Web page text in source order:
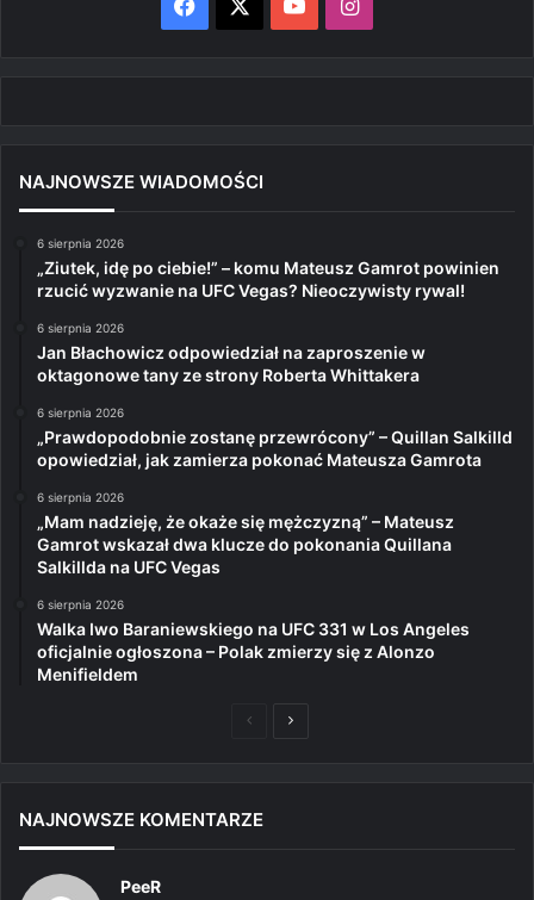
NAJNOWSZE WIADOMOŚCI
6 sierpnia 2026
„Ziutek, idę po ciebie!” – komu Mateusz Gamrot powinien
rzucić wyzwanie na UFC Vegas? Nieoczywisty rywal!
6 sierpnia 2026
Jan Błachowicz odpowiedział na zaproszenie w
oktagonowe tany ze strony Roberta Whittakera
6 sierpnia 2026
„Prawdopodobnie zostanę przewrócony” – Quillan Salkilld
opowiedział, jak zamierza pokonać Mateusza Gamrota
6 sierpnia 2026
„Mam nadzieję, że okaże się mężczyzną” – Mateusz
Gamrot wskazał dwa klucze do pokonania Quillana
Salkillda na UFC Vegas
6 sierpnia 2026
Walka Iwo Baraniewskiego na UFC 331 w Los Angeles
oficjalnie ogłoszona – Polak zmierzy się z Alonzo
Menifieldem
PoprzedniaNastępna
NAJNOWSZE KOMENTARZE
PeeR